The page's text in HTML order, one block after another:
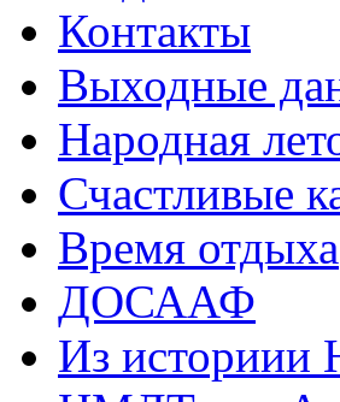
Контакты
Выходные
Народная
Счастливые
Время отдыха
ДОСААФ
Из историии